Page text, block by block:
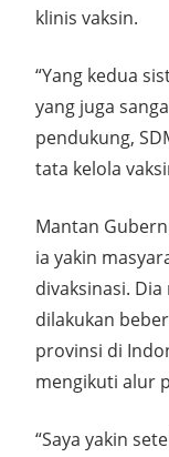
klinis vaksin.
“Yang kedua
yang juga
pendukung,
tata kelola
Mantan
ia yakin
divaksinasi.
dilakukan
provinsi di
mengikuti alur
“Saya yakin